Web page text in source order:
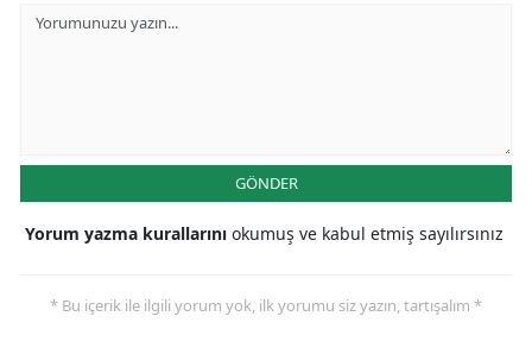
GÖNDER
Yorum yazma kurallarını okumuş ve kabul etmiş sayılırsınız
* Bu içerik ile ilgili yorum yok, ilk yorumu siz yazın, tartışalım *